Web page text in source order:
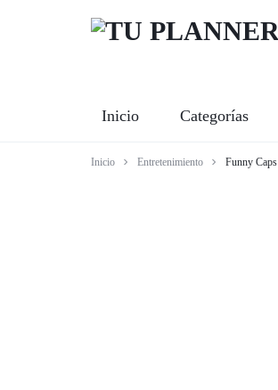
PLANNER
Inicio Categorías
Inicio Entretenimiento Funny Caps